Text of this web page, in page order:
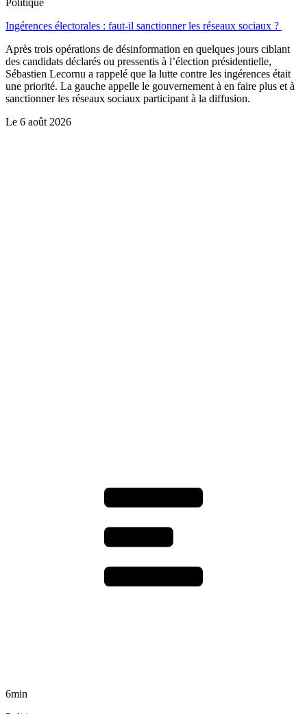
Ingérences électorales : faut-il sanctionner les réseaux sociaux ?
Après trois opérations de désinformation en quelques jours ciblant
des candidats déclarés ou pressentis à l’élection présidentielle,
Sébastien Lecornu a rappelé que la lutte contre les ingérences était
une priorité. La gauche appelle le gouvernement à en faire plus et à
sanctionner les réseaux sociaux participant à la diffusion.
Le 6 août 2026
6min